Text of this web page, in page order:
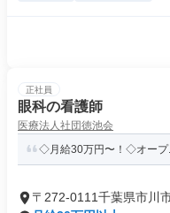
正社員
眼科の看護師
医療法人社団徳池会
◇月給30万円〜！◇オープ
〒272-0111千葉県市川